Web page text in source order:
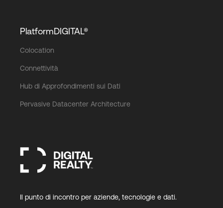
PlatformDIGITAL®
Colocation
Connettività
Hub di Approfondimenti sui Dati
Pervasive Datacenter Architecture
Il punto di incontro per aziende, tecnologie e dati.